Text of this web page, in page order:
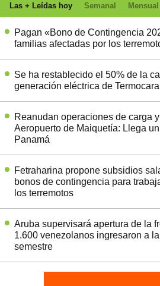
Las + Leídas hoy Semanal Mensual
Pagan «Bono de Contingencia
familias afectadas por los
Se ha restablecido el 50% de la
generación eléctrica de
Reanudan operaciones de carga
Aeropuerto de Maiquetía: Llega
Panamá
Fetraharina propone subsidios
bonos de contingencia para
los terremotos
Aruba supervisará apertura de la
1.600 venezolanos ingresaron a
semestre